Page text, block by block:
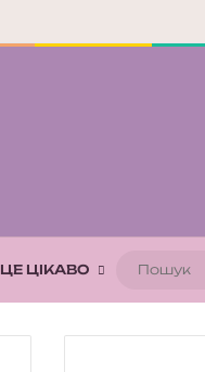
ЦЕ ЦІКАВО